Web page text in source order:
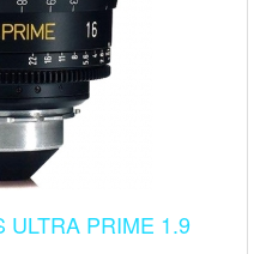
ULTRA PRIME 1.9